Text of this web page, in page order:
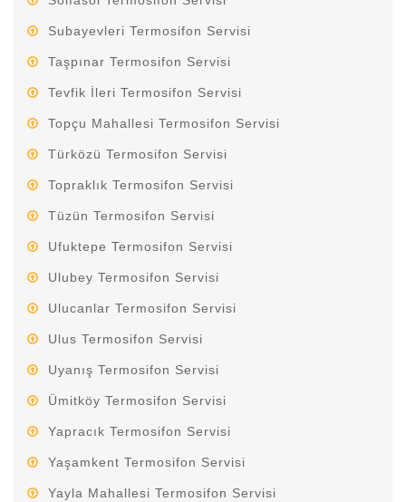
Subayevleri Termosifon Servisi
Taşpınar Termosifon Servisi
Tevfik İleri Termosifon Servisi
Topçu Mahallesi Termosifon Servisi
Türközü Termosifon Servisi
Topraklık Termosifon Servisi
Tüzün Termosifon Servisi
Ufuktepe Termosifon Servisi
Ulubey Termosifon Servisi
Ulucanlar Termosifon Servisi
Ulus Termosifon Servisi
Uyanış Termosifon Servisi
Ümitköy Termosifon Servisi
Yapracık Termosifon Servisi
Yaşamkent Termosifon Servisi
Yayla Mahallesi Termosifon Servisi